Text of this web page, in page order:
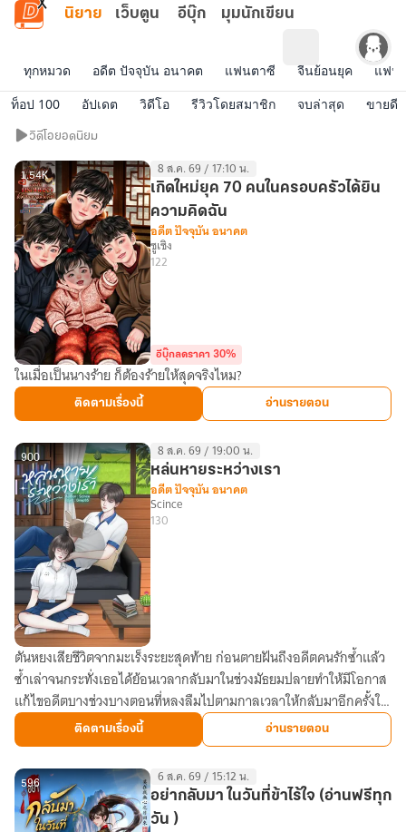
ข้ามไปยังเนื้อหาหลัก
นิยาย เว็บตูน อีบุ๊ก มุมนักเขียน
ทุกหมวด อดีต ปัจจุบัน อนาคต แฟนตาซี จีนย้อนยุค
แฟน
ท็อป 100
อัปเดต วิดีโอ รีวิวโดยสมาชิก จบล่าสุด ขายดี
วิดีโอ
ยอด
นิยม
วิดีโอยอดนิยม
เกิด
ใหม่
ยุค
70
คนใน
ครอบครัว
ได้ยิน
ความ
คิด
ฉัน
1.54K 8 ส.ค. 69 / 17:10 น.
เกิดใหม่ยุค 70 คนในครอบครัวได้ยิน
ความคิดฉัน
อดีต ปัจจุบัน อนาคต
ซูเซิง
122
อีบุ๊กลดราคา 30%
ในเมื่อเป็นนางร้าย ก็ต้องร้ายให้สุดจริงไหม?
ติดตามเรื่องนี้ อ่านรายตอน
หล่น
หาย
ระหว่าง
เรา
900 8 ส.ค. 69 / 19:00 น.
หล่นหายระหว่างเรา
อดีต ปัจจุบัน อนาคต
Scince
130
ตันหยงเสียชีวิตจากมะเร็งระยะสุดท้าย ก่อนตายฝันถึงอดีตคนรักซ้ำแล้ว
ซ้ำเล่าจนกระทั่งเธอได้ย้อนเวลากลับมาในช่วงมัธยมปลายทำให้มีโอกาส
แก้ไขอดีตบางช่วงบางตอนที่หลงลืมไปตามกาลเวลาให้กลับมาอีกครั้งใน
ปีพ.ศ.2549ติดตามเรื่องนี้ อ่านรายตอน
596 6 ส.ค. 69 / 15:12 น.
อย่ากลับมา ในวันที่ข้าไร้ใจ (อ่านฟรีทุก
วัน )